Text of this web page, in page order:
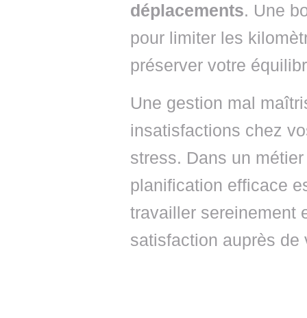
déplacements. Une
pour limiter les
préserver votre
Une gestion mal
insatisfactions chez
stress. Dans un
planification efficace
travailler sereinement
satisfaction auprès de